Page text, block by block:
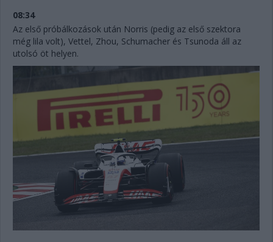
08:34
Az első próbálkozások után Norris (pedig az első szektora
még lila volt), Vettel, Zhou, Schumacher és Tsunoda áll az
utolsó öt helyen.